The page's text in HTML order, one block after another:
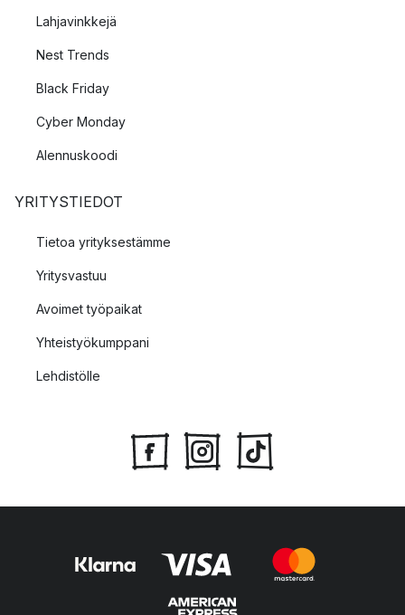
Lahjavinkkejä
Nest Trends
Black Friday
Cyber Monday
Alennuskoodi
YRITYSTIEDOT
Tietoa yrityksestämme
Yritysvastuu
Avoimet työpaikat
Yhteistyökumppani
Lehdistölle